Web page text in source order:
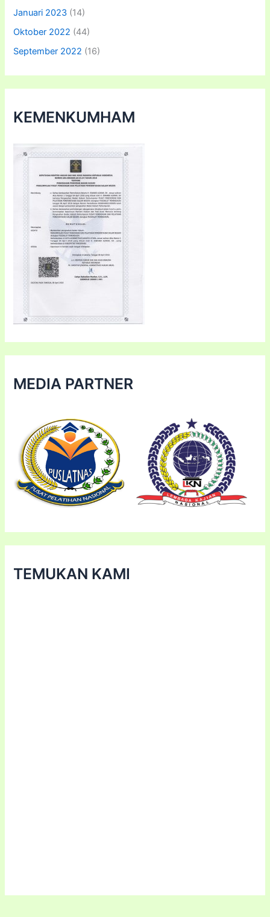
Januari 2023 (14)
Oktober 2022 (44)
September 2022 (16)
KEMENKUMHAM
MEDIA PARTNER
TEMUKAN KAMI